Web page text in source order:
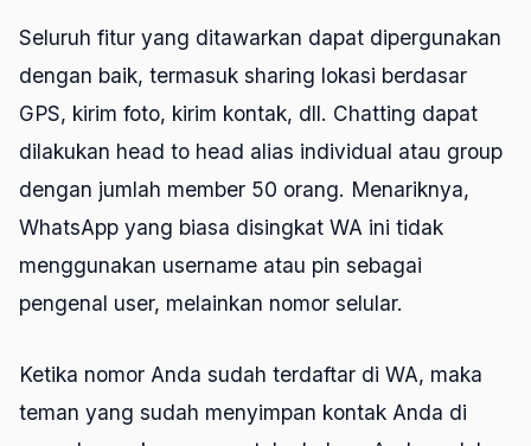
Seluruh fitur yang ditawarkan dapat dipergunakan
dengan baik, termasuk sharing lokasi berdasar
GPS, kirim foto, kirim kontak, dll. Chatting dapat
dilakukan head to head alias individual atau group
dengan jumlah member 50 orang. Menariknya,
WhatsApp yang biasa disingkat WA ini tidak
menggunakan username atau pin sebagai
pengenal user, melainkan nomor selular.
Ketika nomor Anda sudah terdaftar di WA, maka
teman yang sudah menyimpan kontak Anda di